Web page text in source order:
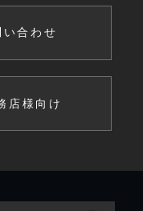
合わせ
店様向け